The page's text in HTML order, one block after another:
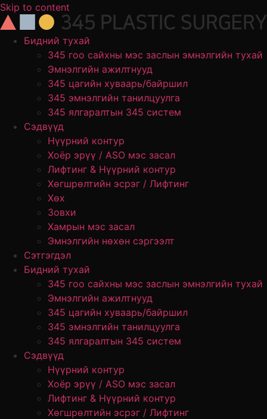
Skip to content
Бидний тухай
345 гоо сайхны мэс заслын эмнэлгийн тухай
Эмнэлгийн ажилтнууд
345 цагийн хуваарь/байршил
345 эмнэлгийн танилцуулга
345 ялгаралтын 345 систем
Сэдвүүд
Нүүрний контур
Хоёр эрүү / ASO мэс засал
Лифтинг & Нүүрний контур
Хөгшрөлтийн эсрэг / Лифтинг
Хөх
Зовхи
Хамрын мэс засал
Эмнэлгийн нөхөн сэргээлт
Сэтгэгдэл
Бидний тухай
345 гоо сайхны мэс заслын эмнэлгийн тухай
Эмнэлгийн ажилтнууд
345 цагийн хуваарь/байршил
345 эмнэлгийн танилцуулга
345 ялгаралтын 345 систем
Сэдвүүд
Нүүрний контур
Хоёр эрүү / ASO мэс засал
Лифтинг & Нүүрний контур
Хөгшрөлтийн эсрэг / Лифтинг